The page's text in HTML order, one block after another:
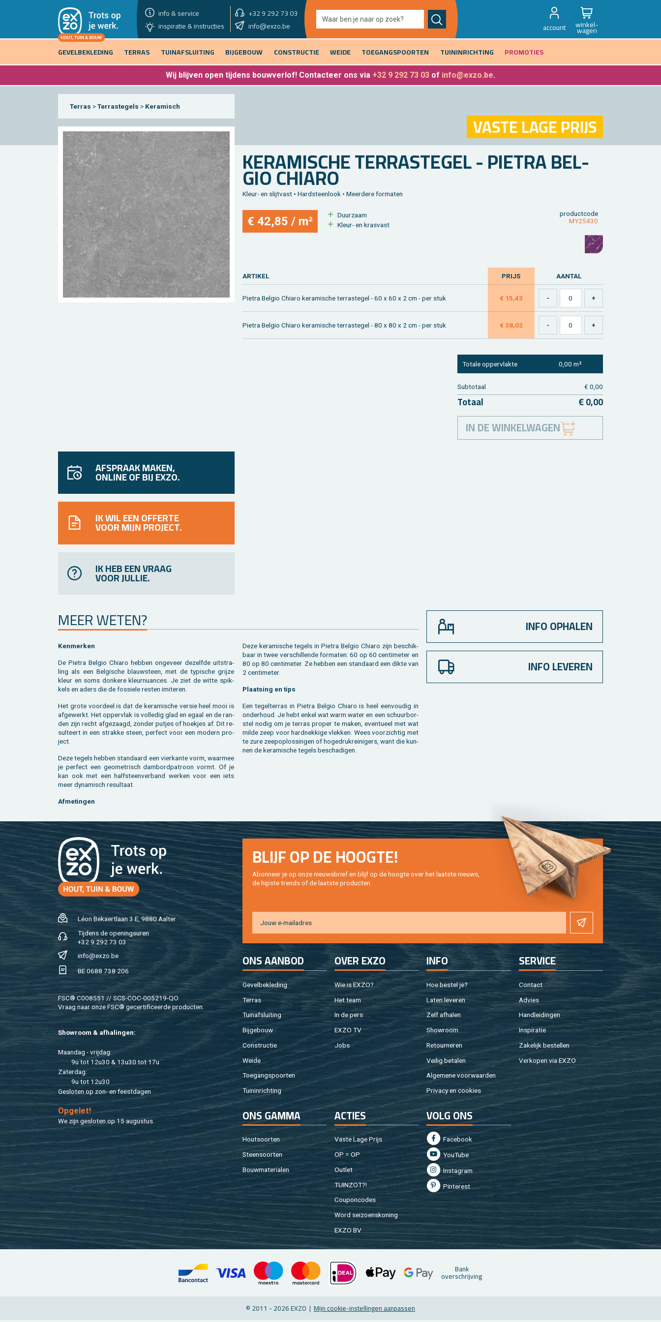
info & service +32 9 292 73 03
showroom vandaag
inspiratie & instructies
info@exzo.be 9u - 12u30 & 13u30 - 17u account winkel-
wagen
GEVELBEKLEDING
TERRAS TUINAFSLUITING BIJGEBOUW CONSTRUCTIE WEIDE TOEGANGSPOORTEN TUININRICHTING PROMOTIES
Wij blijven open tijdens bouwverlof! Contacteer ons via +32 9 292 73 03 of info@exzo.be.
VASTE LAGE PRIJS
Terras >Terrastegels > Keramisch
KE­RA­MI­SCHE TER­RAS­TE­GEL - PIE­TRA BEL­
GIO CHI­A­RO
Kleur- en slijt­vast • Hard­steen­look • Meer­de­re for­ma­ten
€ 42,85 / m²
Duur­zaam
Kleur- en kras­vast
product­code
MY25430
AR­TI­KEL PRIJS AAN­TAL
Pie­tra Bel­gio Chi­a­ro ke­ra­mi­sche ter­ras­te­gel - 60 x 60 x 2 cm - per stuk € 15,43
Pie­tra Bel­gio Chi­a­ro ke­ra­mi­sche ter­ras­te­gel - 80 x 80 x 2 cm - per stuk € 38,02
To­ta­le op­per­vlak­te 0,00 m²
Sub­to­taal € 0,00
To­taal € 0,00
IN DE WINKELWAGEN
AFSPRAAK MAKEN,
ONLINE OF BIJ EXZO.
IK WIL EEN OFFERTE
VOOR MIJN PROJECT.
IK HEB EEN VRAAG
VOOR JULLIE.
MEER WETEN?
Ken­mer­ken
De Pie­tra Bel­gio Chi­a­ro heb­ben on­ge­veer de­zelf­de uit­stra­
ling als een Bel­gi­sche blauw­steen, met de ty­pi­sche grij­ze
kleur en soms don­ke­re kleur­nu­an­ces. Je ziet de witte spik­
kels en aders die de fos­sie­le res­ten imi­te­ren.
Het grote voor­deel is dat de ke­ra­mi­sche ver­sie heel mooi is
af­ge­werkt. Het op­per­vlak is vol­le­dig glad en egaal en de ran­
den zijn recht af­ge­zaagd, zon­der put­jes of hoek­jes af. Dit re­
sul­teert in een strak­ke steen, per­fect voor een mo­dern pro­
ject.
Deze te­gels heb­ben stan­daard een vier­kan­te vorm, waar­mee
je per­fect een ge­o­me­trisch dam­bord­pa­troon vormt. Of je
kan ook met een half­steen­ver­band wer­ken voor een iets
meer dy­na­misch re­sul­taat.
Af­me­tin­gen
Deze ke­ra­mi­sche te­gels in Pie­tra Bel­gio Chi­a­ro zijn be­schik­
baar in twee ver­schil­len­de for­ma­ten: 60 op 60 cen­ti­me­ter en
80 op 80 cen­ti­me­ter. Ze heb­ben een stan­daard een dikte van
2 cen­ti­me­ter.
Plaat­sing en tips
Een te­gel­ter­ras in Pie­tra Bel­gio Chi­a­ro is heel een­vou­dig in
on­der­houd. Je hebt enkel wat warm water en een schuur­bor­
stel nodig om je ter­ras pro­per te maken, even­tu­eel met wat
milde zeep voor hard­nek­ki­ge vlek­ken. Wees voor­zich­tig met
te zure zee­pop­los­sin­gen of ho­ge­druk­rei­ni­gers, want die kun­
nen de ke­ra­mi­sche te­gels be­scha­di­gen.
INFO OPHALEN
INFO LEVEREN
Léon Be­kaert­laan 3 E, 9880 Aal­ter
Tij­dens de ope­nings­uren
+32 9 292 73 03
info@​exzo.​be
BE 0688 738 206
FSC® C008551 // SCS-COC-005219-QO
Vraag naar onze FSC® ge­cer­ti­fi­ceer­de pro­duc­ten.
Show­room & af­ha­lin­gen:
Maan­dag - vrij­dag:
9u tot 12u30 & 13u30 tot 17u
Za­ter­dag:
9u tot 12u30
Ge­slo­ten op zon- en feest­da­gen
Op­ge­let!
We zijn ge­slo­ten op 15 au­gus­tus.
BLIJF OP DE HOOG­TE!
Abon­neer je op onze nieuws­brief en blijf op de hoog­te over het laat­ste nieuws,
de hip­s­te trends of de laat­ste pro­duc­ten.
ONS AAN­BOD
Ge­vel­be­kle­ding
Ter­ras
Tuin­af­slui­ting
Bij­ge­bouw
Con­struc­tie
Weide
Toe­gangs­poor­ten
Tuin­in­rich­ting
OVER EXZO
Wie is EXZO?
Het team
In de pers
EXZO TV
Jobs
INFO
Hoe be­stel je?
Laten le­ve­ren
Zelf af­ha­len
Show­room
Re­tour­ne­ren
Vei­lig be­ta­len
Al­ge­me­ne voor­waar­den
Pri­va­cy en coo­kies
SER­VI­CE
Con­tact
Ad­vies
Hand­lei­din­gen
In­spi­ra­tie
Za­ke­lijk be­stel­len
Ver­ko­pen via EXZO
ONS GAMMA
Hout­soor­ten
Steen­soor­ten
Bouw­ma­te­ri­a­len
AC­TIES
Vaste Lage Prijs
OP = OP
Out­let
TUIN­ZOT?!
Cou­pon­co­des
Word sei­zoens­ko­ning
EXZO BV
VOLG ONS
Fa­cebook
You­Tu­be
In­st­agram
Pin­te­rest
Bank
over­schrij­ving
© 2011 - 2026 EXZO | Mijn coo­kie-in­stel­lin­gen aan­pas­sen